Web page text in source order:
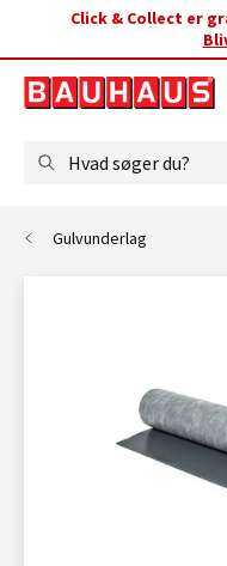
Click & Collect er
Hvad søger du?
Gulvunderlag